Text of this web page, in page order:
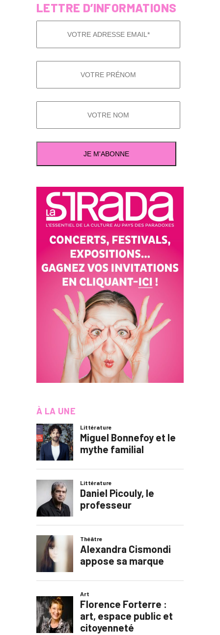
LETTRE D’INFORMATIONS
À LA UNE